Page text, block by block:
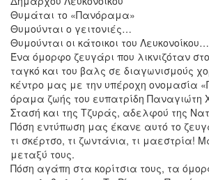
Θυμάται το «Πανόραμα»
Θυμούνται ο γειτονιές…
Θυμούνται οι κάτοικοι του Λευκονοίκου…
Ένα όμορφο ζευγάρι που λικνιζόταν
ταγκό και του βαλς σε διαγωνισμούς
κέντρο μας με την υπέροχη ονομασία
όραμα ζωής του ευπατρίδη Παναγιώτη
Στασή και της Τζυράς, αδελφού της
Πόση εντύπωση μας έκανε αυτό το
τι σκέρτσο, τι ζωντάνια, τι μαεστρία!
μεταξύ τους.
Πόση αγάπη στα κορίτσια τους, τα